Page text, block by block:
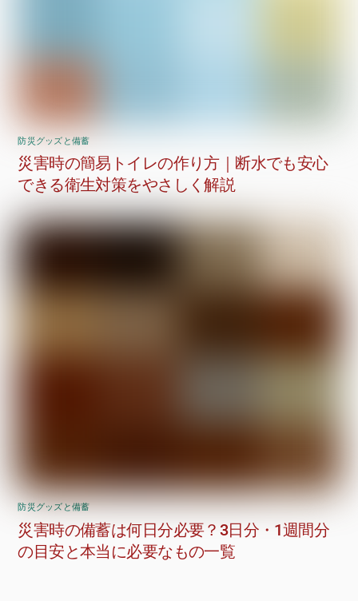
防災グッズと備蓄
災害時の簡易トイレの作り方｜断水でも安心
できる衛生対策をやさしく解説
防災グッズと備蓄
災害時の備蓄は何日分必要？3日分・1週間分
の目安と本当に必要なもの一覧